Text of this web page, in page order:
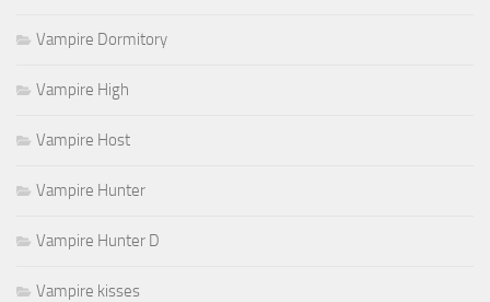
Vampire Dormitory
Vampire High
Vampire Host
Vampire Hunter
Vampire Hunter D
Vampire kisses